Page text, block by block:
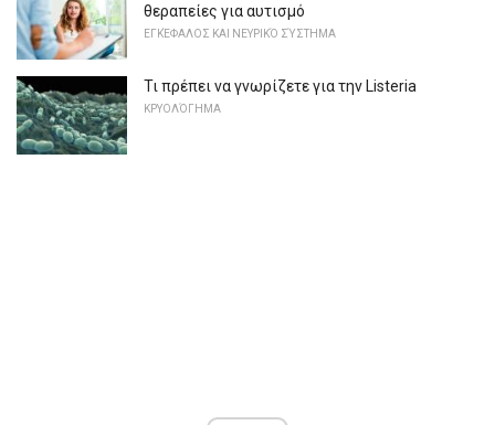
θεραπείες για αυτισμό
ΕΓΚΈΦΑΛΟΣ ΚΑΙ ΝΕΥΡΙΚΌ ΣΎΣΤΗΜΑ
Τι πρέπει να γνωρίζετε για την Listeria
ΚΡΥΟΛΌΓΗΜΑ